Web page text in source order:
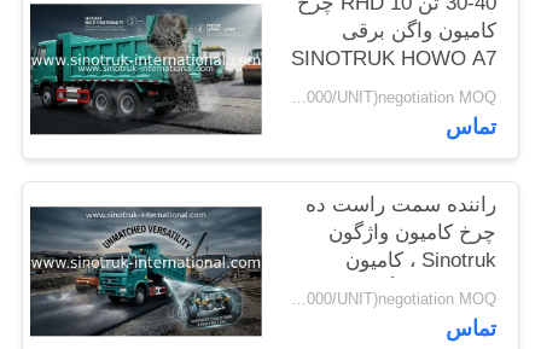
قول
نقشه
سایت
سیاست
حفظ
حریم
خصوصی
کامیون واگن برقی
SINOTRUK HOWO A7
برای ساخت و ساز
USD38000-USD42000/UNIT)negotiation MOQ:واحد 1
تماس
راننده سمت راست ده
چرخ کامیون واژگون
Sinotruk ، کامیون
کمپرسی سنگین
USD38000-USD42000/UNIT)negotiation MOQ:واحد 1
تماس